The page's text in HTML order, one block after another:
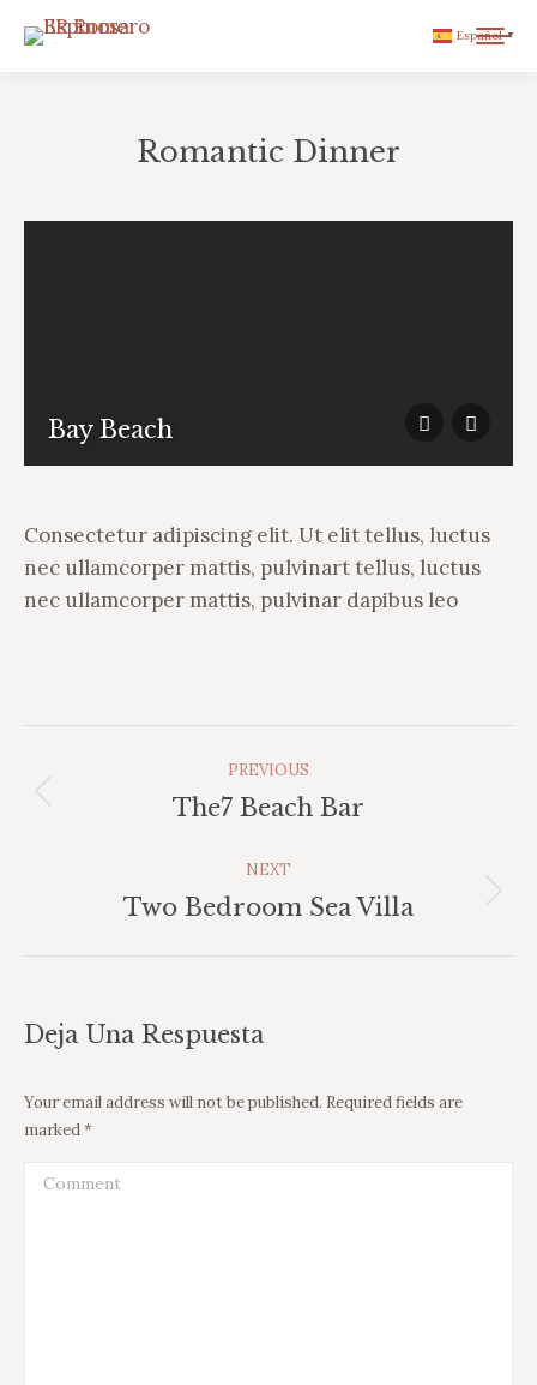
Romantic Dinner
Bay Beach
Сonsectetur adipiscing elit. Ut elit tellus, luctus
nec ullamcorper mattis, pulvinart tellus, luctus
nec ullamcorper mattis, pulvinar dapibus leo
PREVIOUS
Previous
The7 Beach Bar
NEXT
Next
Two Bedroom Sea Villa
Deja Una Respuesta
Your email address will not be published. Required fields are
marked*
Comment
Español ▼